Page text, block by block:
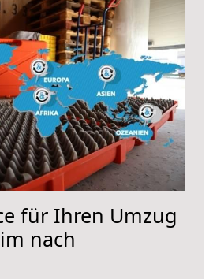
für Ihren Umzug
nach